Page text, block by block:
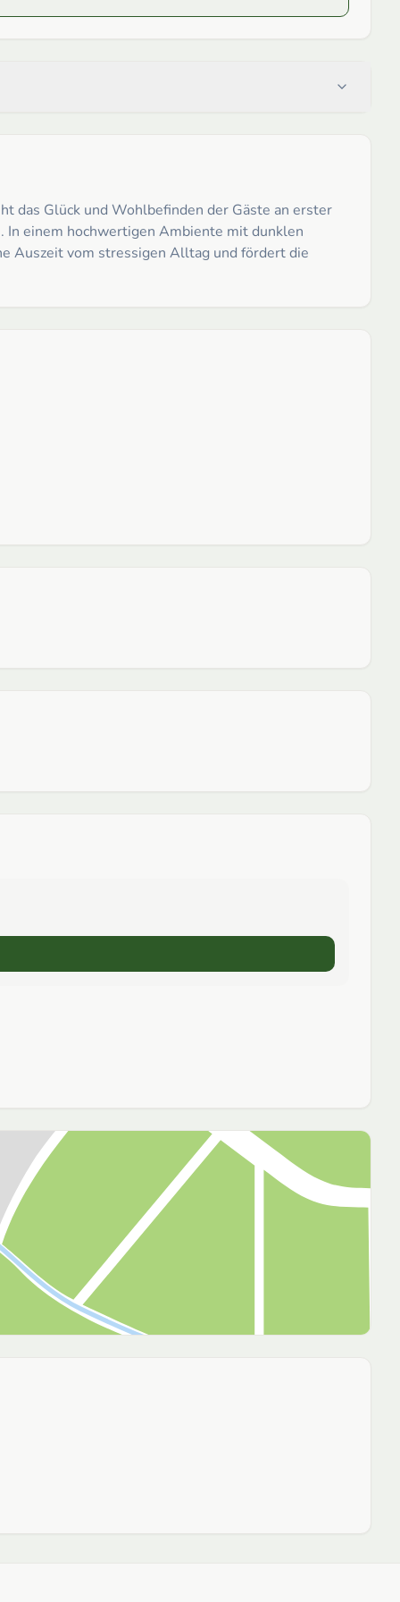
das Glück und Wohlbefinden der Gäste an erster
In einem hochwertigen Ambiente mit dunklen
Auszeit vom stressigen Alltag und fördert die